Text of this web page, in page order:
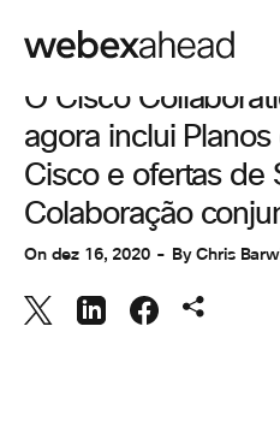
COLABORAÇÃO
O Cisco
agora inclui
Cisco e ofertas de
Colaboração
On dez 16, 2020 ByChris